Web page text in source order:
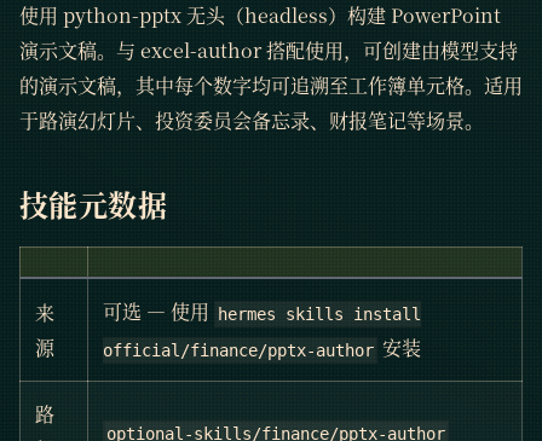
使用 python-pptx 无头（headless）构建 PowerPoint
演示文稿。与 excel-author 搭配使用，可创建由模型支持
的演示文稿，其中每个数字均可追溯至工作簿单元格。适用
于路演幻灯片、投资委员会备忘录、财报笔记等场景。
技能元数据
来
源
可选 — 使用
hermes skills install
official/finance/pptx-author 安装
路
optional-skills/finance/pptx-author